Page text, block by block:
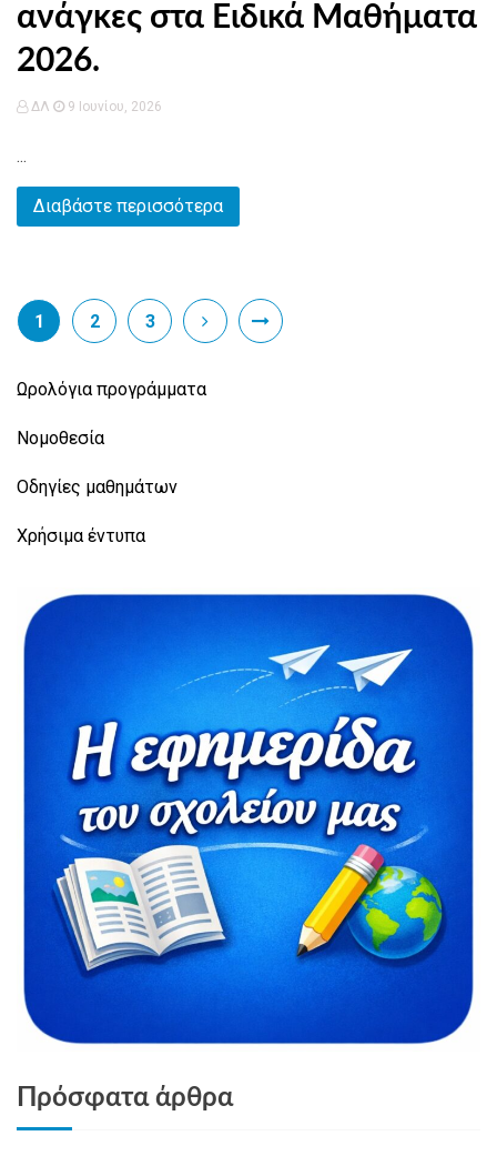
ανάγκες στα Ειδικά Μαθήματα
2026.
ΔΛ 9 Ιουνίου, 2026
...
Διαβάστε περισσότερα
1 2 3
Ωρολόγια προγράμματα
Νομοθεσία
Οδηγίες μαθημάτων
Χρήσιμα έντυπα
Πρόσφατα άρθρα